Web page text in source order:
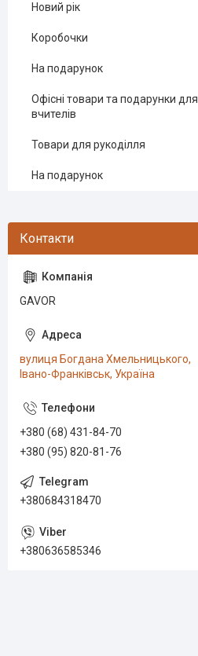
Новий рік
Коробочки
На подарунок
Офісні товари та подарунки для
вчителів
Товари для рукоділля
На подарунок
GAVOR
вулиця Богдана Хмельницького,
Івано-Франківськ, Україна
+380 (68) 431-84-70
+380 (95) 820-81-76
+380684318470
+380636585346